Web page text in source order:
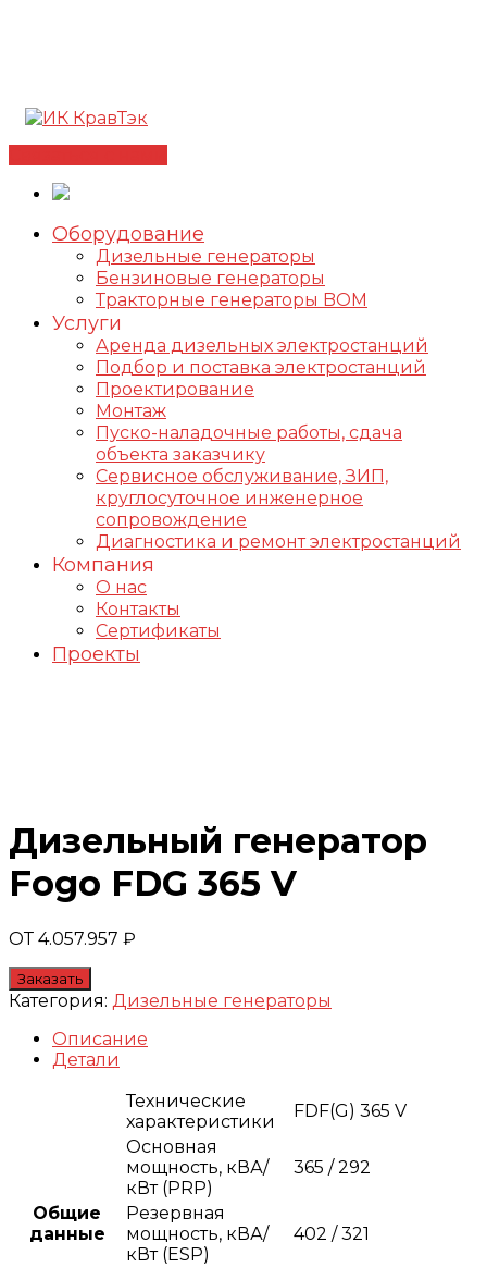
Оборудование
Дизельные генераторы
Бензиновые генераторы
Тракторные генераторы BOM
Услуги
Аренда дизельных электростанций
Подбор и поставка электростанций
Проектирование
Монтаж
Пуско-наладочные работы, сдача
объекта заказчику
Сервисное обслуживание, ЗИП,
круглосуточное инженерное
сопровождение
Диагностика и ремонт электростанций
Компания
О нас
Контакты
Сертификаты
Проекты
Дизельный генератор
Fogo FDG 365 V
ОТ 4.057.957 ₽
Заказать
Категория: Дизельные генераторы
Описание
Детали
Общие
данные
Технические
характеристики
FDF(G) 365 V
Основная
мощность, кВА/
кВт (PRP)
365 / 292
Резервная
мощность, кВА/
кВт (ESP)
402 / 321